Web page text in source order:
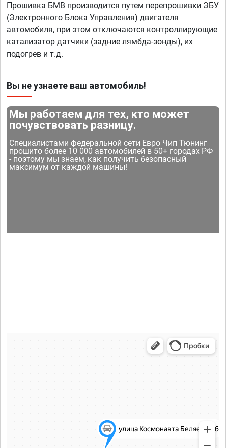
Прошивка БМВ производится путем перепрошивки ЭБУ
(Электронного Блока Управления) двигателя
автомобиля, при этом отключаются контроллирующие
катализатор датчики (задние лямбда-зонды), их
подогрев и т.д.
Вы не узнаете ваш автомобиль!
Мы работаем для тех, кто может
почувствовать разницу.
Специалистами федеральной сети Евро Чип Тюнинг
прошито более 10 000 автомобилей в 50+ городах РФ
- поэтому мы знаем, как получить безопасный
максимум от каждой машины!